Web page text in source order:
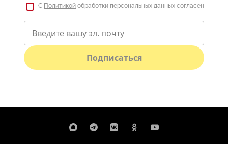
С Политикой обработки персональных данных согласен
Подписаться